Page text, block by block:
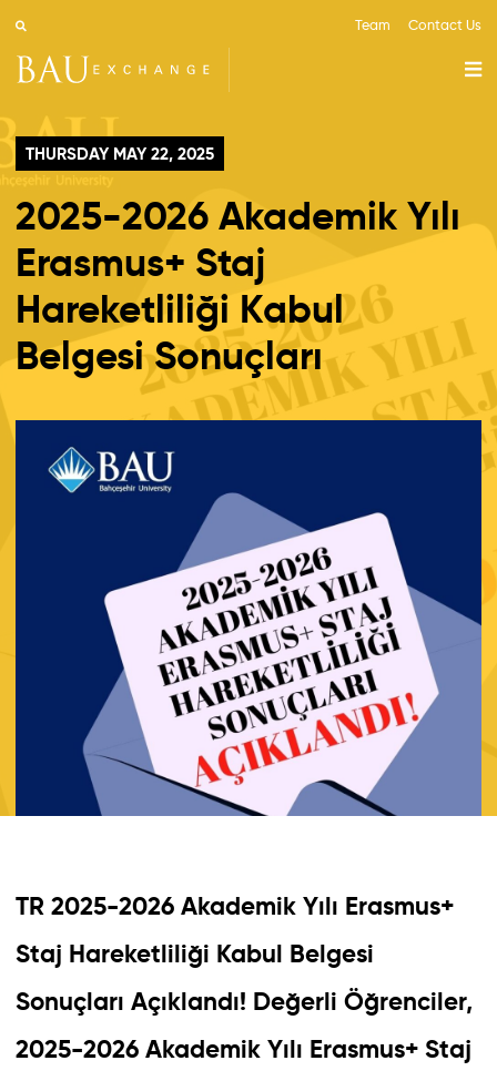
Team Contact Us
THURSDAY MAY 22, 2025
2025-2026 Akademik Yılı
Erasmus+ Staj
Hareketliliği Kabul
Belgesi Sonuçları
TR 2025-2026 Akademik Yılı Erasmus+
Staj Hareketliliği Kabul Belgesi
Sonuçları Açıklandı! Değerli Öğrenciler,
2025-2026 Akademik Yılı Erasmus+ Staj